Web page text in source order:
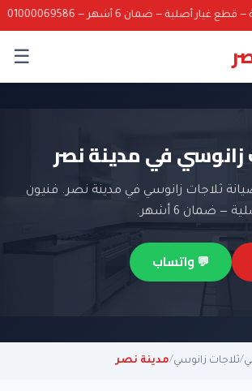
غيار أصلية — ضمان 6 أشهر — 01000069586
☰
زانوسي في مدينة نصر
ثلاجات زانوسي في مدينة نصر. فنيون
ضمان 6 أشهر.
💬 واتساب
/ثلاجات زانوسي/مدينة نصر